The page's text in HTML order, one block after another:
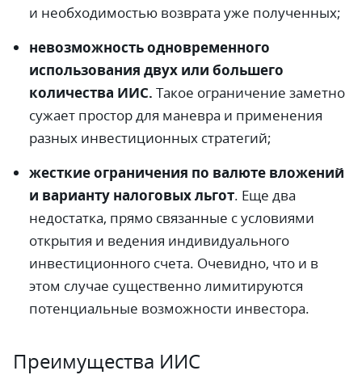
и необходимостью возврата уже полученных;
невозможность одновременного
использования двух или большего
количества ИИС. Такое ограничение заметно
сужает простор для маневра и применения
разных инвестиционных стратегий;
жесткие ограничения по валюте вложений
и варианту налоговых льгот. Еще два
недостатка, прямо связанные с условиями
открытия и ведения индивидуального
инвестиционного счета. Очевидно, что и в
этом случае существенно лимитируются
потенциальные возможности инвестора.
Преимущества ИИС